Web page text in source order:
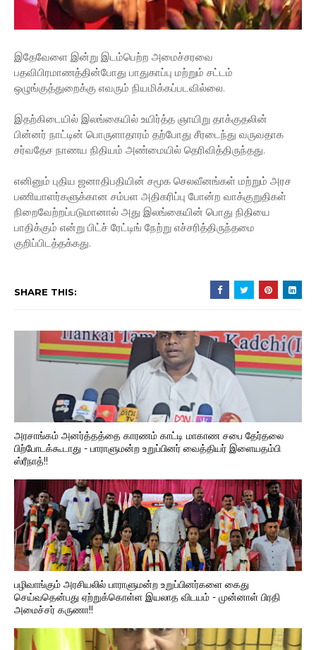
இதேவேளை இன்று இடம்பெற்ற அமைச்சரவை
பதவிபிரமாணத்தின்போது பாதுகாப்பு மற்றும் சட்டம்
ஒழுங்குத்துறைக்கு எவரும் நியமிக்கப்படவில்லை.
இதற்கிடையில் இலங்கையில் உயிர்த்த ஞாயிறு தாக்குதலின்
பின்னர் நாட்டின் பொருளாதாரம் தற்போது சீரடைந்து வருவதாக
சர்வதேச நாணய நிதியம் அண்மையில் தெரிவித்திருந்தது.
எனினும் புதிய ஜனாதிபதியின் சமூக செலவீனங்கள் மற்றும் அரச
பணியாளர்களுக்கான சம்பள அதிகரிப்பு போன்ற வாக்குறுதிகள்
நிறைவேற்றப்படுமானால் அது இலங்கையின் பொது நிதியை
பாதிக்கும் என்று பிட்ச் ரேட்டிங் நேற்று எச்சரித்திருந்தமை
குறிப்பிடத்தக்கது.
SHARE THIS:
அரசாங்கம் அனர்த்தத்தை காரணம் காட்டி மாகாண சபை தேர்தலை
பிற்போடக்கூடாது - பாராளுமன்ற உறுப்பினர் வைத்தியர் இளையதம்பி
ஸ்ரீநாத்!!
பழிவாங்கும் அரசியலில் பாராளுமன்ற உறுப்பினர்களை கைது
செய்வதென்பது ஏற்றுக்கொள்ள இயலாத விடயம் - முன்னாள் பிரதி
அமைச்சர் கருணா!!